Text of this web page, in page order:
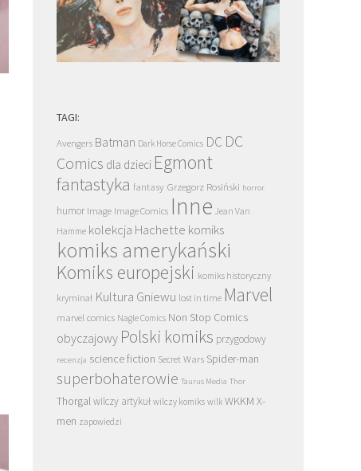
TAGI:
Avengers Batman Dark Horse Comics DC DC
Comics dla dzieci Egmont
fantastyka fantasy Grzegorz Rosiński horror
humor Image Image Comics Inne Jean Van
Hamme kolekcja Hachette komiks
komiks amerykański
Komiks europejski komiks historyczny
kryminał Kultura Gniewu lost in time Marvel
marvel comics Nagle Comics Non Stop Comics
obyczajowy Polski komiks przygodowy
recenzja science fiction Secret Wars Spider-man
superbohaterowie Taurus Media Thor
Thorgalwilczy artykuł wilczy komiks wilk WKKM X-
men zapowiedzi